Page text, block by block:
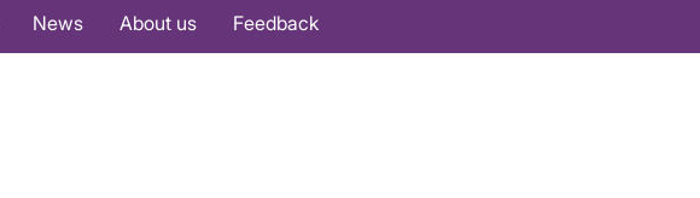
News About us Feedback